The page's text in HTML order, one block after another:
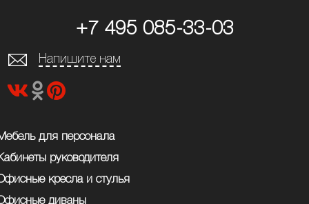
для персонала
руководителя
кресла и стулья
диваны
+7 495 085-33-03
Напишите нам